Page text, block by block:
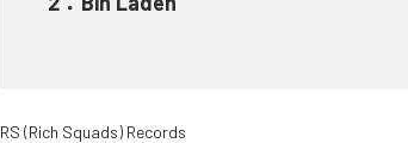
RS (Rich Squads) Records